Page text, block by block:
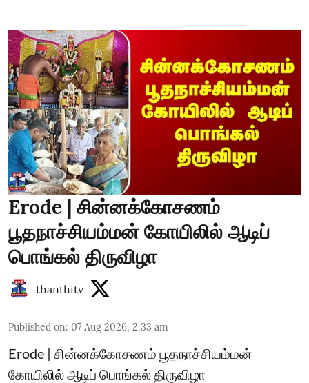
Erode | சின்னக்கோசணம்
பூதநாச்சியம்மன் கோயிலில் ஆடிப்
பொங்கல் திருவிழா
thanthitv
Published on: 07 Aug 2026, 2:33 am
Erode | சின்னக்கோசணம் பூதநாச்சியம்மன்
கோயிலில் ஆடிப் பொங்கல் திருவிழா